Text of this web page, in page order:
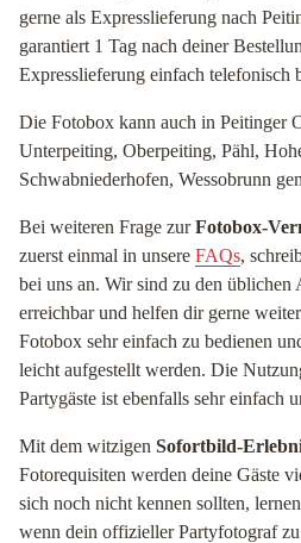
gerne als Expresslieferung nach
garantiert 1 Tag nach deiner
Expresslieferung einfach telefonisch
Die Fotobox kann auch in Peitinger
Unterpeiting, Oberpeiting, Pähl,
Schwabniederhofen, Wessobrunn
Bei weiteren Frage zurFotobox-
zuerst einmal in unsere FAQs,
bei uns an. Wir sind zu den üblichen
erreichbar und helfen dir gerne
Fotobox sehr einfach zu bedienen
leicht aufgestellt werden. Die
Partygäste ist ebenfalls sehr einfach
Mit dem witzigen Sofortbild-
Fotorequisiten werden deine Gäste
sich noch nicht kennen sollten,
wenn dein offizieller Partyfotograf zu